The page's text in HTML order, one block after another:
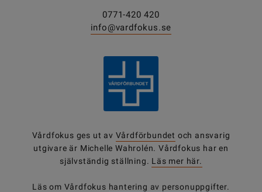
0771-420 420
info@vardfokus.se
Vårdfokus ges ut av Vårdförbundet och ansvarig
utgivare är Michelle Wahrolén. Vårdfokus har en
självständig ställning. Läs mer här.
Läs om Vårdfokus hantering av personuppgifter.